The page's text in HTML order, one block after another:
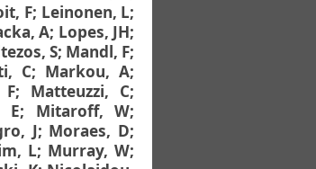
F; Leinonen, L;
A; Lopes, JH;
S; Mandl, F;
C; Markou, A;
F; Matteuzzi, C;
E; Mitaroff, W;
J; Moraes, D;
L; Murray, W;